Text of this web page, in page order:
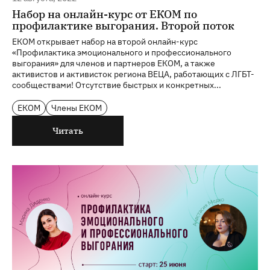
Набор на онлайн-курс от ЕКОМ по
профилактике выгорания. Второй поток
ЕКОМ открывает набор на второй онлайн-курс
«Профилактика эмоционального и профессионального
выгорания» для членов и партнеров ЕКОМ, а также
активистов и активисток региона ВЕЦА, работающих с ЛГБТ-
сообществами! Отсутствие быстрых и конкретных...
ЕКОМ Члены ЕКОМ
Читать